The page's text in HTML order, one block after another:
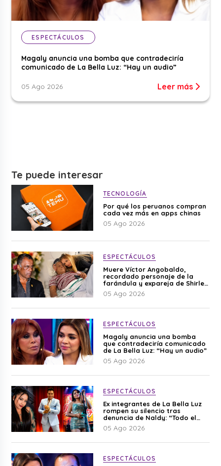
ESPECTÁCULOS
Magaly anuncia una bomba que contradeciría
comunicado de La Bella Luz: “Hay un audio”
05 Ago 2026 Leer más
Te puede interesar
TECNOLOGÍA
Por qué los peruanos compran
cada vez más en apps chinas
05 Ago 2026
ESPECTÁCULOS
Muere Víctor Angobaldo,
recordado personaje de la
farándula y expareja de Shirley
Cherres
05 Ago 2026
ESPECTÁCULOS
Magaly anuncia una bomba
que contradeciría comunicado
de La Bella Luz: “Hay un audio”
05 Ago 2026
ESPECTÁCULOS
Ex integrantes de La Bella Luz
rompen su silencio tras
denuncia de Naldy: “Todo el
mundo lo sabía”
05 Ago 2026
ESPECTÁCULOS